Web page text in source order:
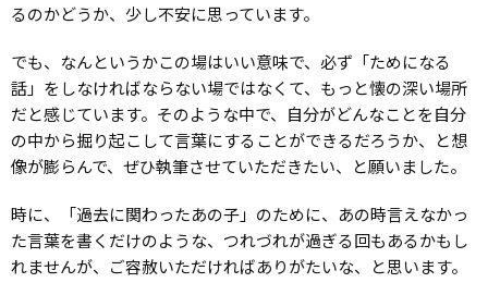
るのかどうか、少し不安に思っています。
でも、なんというかこの場はいい意味で、必ず「ためになる
話」をしなければならない場ではなくて、もっと懐の深い場所
だと感じています。そのような中で、自分がどんなことを自分
の中から掘り起こして言葉にすることができるだろうか、と想
像が膨らんで、ぜひ執筆させていただきたい、と願いました。
時に、「過去に関わったあの子」のために、あの時言えなかっ
た言葉を書くだけのような、つれづれが過ぎる回もあるかもし
れませんが、ご容赦いただければありがたいな、と思います。